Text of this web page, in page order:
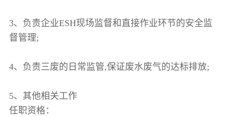
3、负责企业ESH现场监督和直接作业环节的安全监
督管理;
4、负责三废的日常监管,保证废水废气的达标排放;
5、其他相关工作
任职资格：